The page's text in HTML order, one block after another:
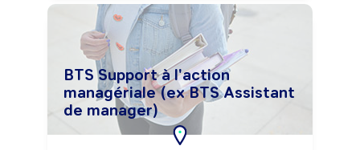
BTS Support à l'action
managériale (ex BTS Assistant
de manager)